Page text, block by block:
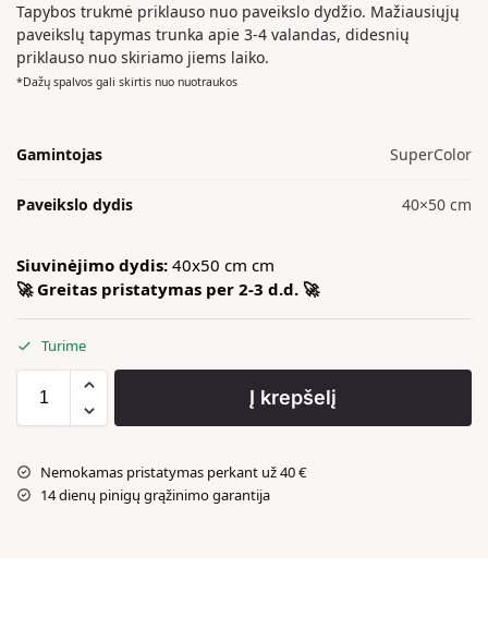
Tapybos trukmė priklauso nuo paveikslo dydžio. Mažiausiųjų
paveikslų tapymas trunka apie 3-4 valandas, didesnių
priklauso nuo skiriamo jiems laiko.
*Dažų spalvos gali skirtis nuo nuotraukos
Gamintojas SuperColor
Paveikslo dydis 40×50 cm
Siuvinėjimo dydis: 40x50 cm cm
🚀 Greitas pristatymas per 2-3 d.d. 🚀
Turime
Į krepšelį
Nemokamas pristatymas perkant už 40 €
14 dienų pinigų grąžinimo garantija